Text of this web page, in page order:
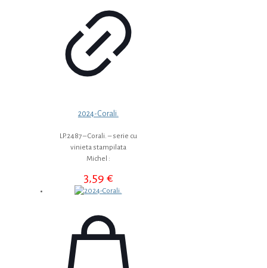
2024-Corali.
LP.2487 – Corali. – serie cu
vinieta stampilata
Michel :
3,59 €